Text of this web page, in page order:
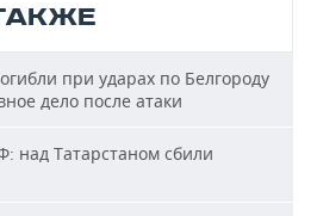
при ударах по Белгороду
дело после атаки
над Татарстаном сбили